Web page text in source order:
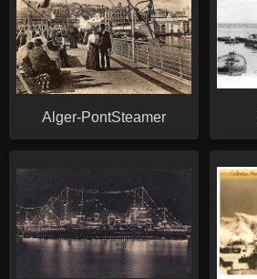
Alger-PontSteamer